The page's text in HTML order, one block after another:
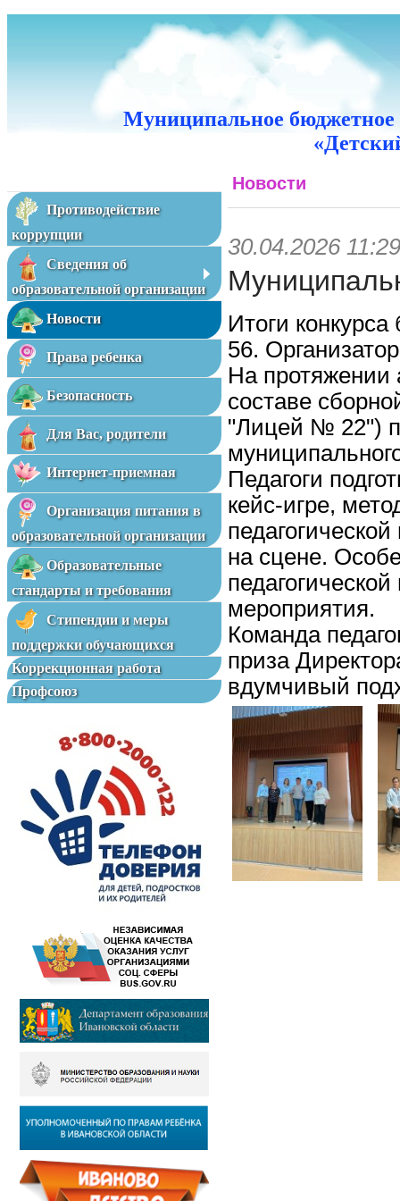
Муниципальное бюджетное
Противодействие
коррупции
Сведения об
образовательной организации
Новости
Права ребенка
Безопасность
Для Вас, родители
Интернет-приемная
Организация питания в
образовательной организации
Образовательные
стандарты и требования
Стипендии и меры
поддержки обучающихся
Коррекционная работа
Профсоюз
Новости
30.04.2026 11:29
Итоги
56.
На протяжении
составе
"Лицей № 22")
Педагоги
кейс-игре,
на сцене.
мероприятия.
Команда
приза
вдумчивый